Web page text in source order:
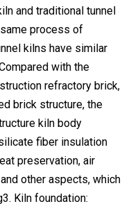
and traditional tunnel
process of
kilns have similar
with the
refractory brick,
brick structure, the
kiln body
fiber insulation
preservation, air
other aspects, which
Kiln foundation: